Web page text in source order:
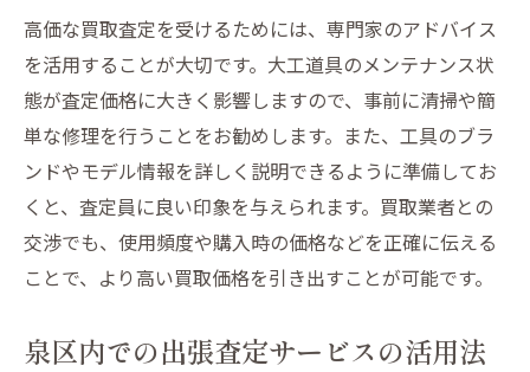
高価な買取査定を受けるためには、専門家のアドバイス
を活用することが大切です。大工道具のメンテナンス状
態が査定価格に大きく影響しますので、事前に清掃や簡
単な修理を行うことをお勧めします。また、工具のブラ
ンドやモデル情報を詳しく説明できるように準備してお
くと、査定員に良い印象を与えられます。買取業者との
交渉でも、使用頻度や購入時の価格などを正確に伝える
ことで、より高い買取価格を引き出すことが可能です。
泉区内での出張査定サービスの活用法